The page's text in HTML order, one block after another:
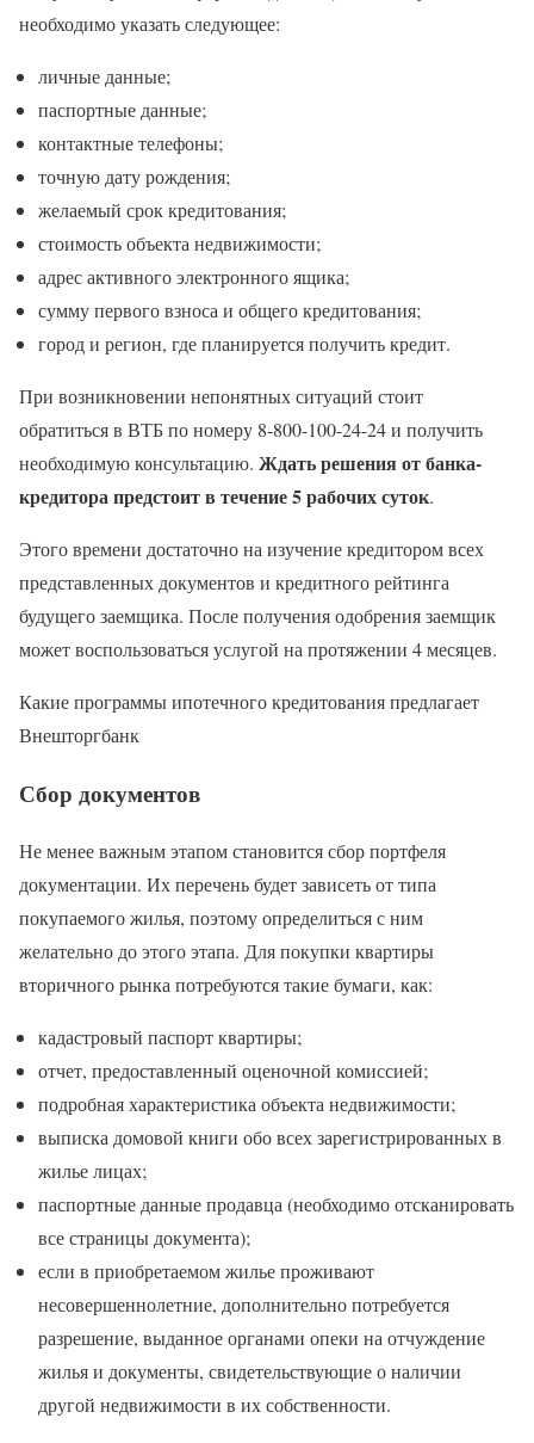
необходимо указать следующее:
личные данные;
паспортные данные;
контактные телефоны;
точную дату рождения;
желаемый срок кредитования;
стоимость объекта недвижимости;
адрес активного электронного ящика;
сумму первого взноса и общего кредитования;
город и регион, где планируется получить кредит.
При возникновении непонятных ситуаций стоит
обратиться в ВТБ по номеру 8-800-100-24-24 и получить
необходимую консультацию. Ждать решения от банка-
кредитора предстоит в течение 5 рабочих суток.
Этого времени достаточно на изучение кредитором всех
представленных документов и кредитного рейтинга
будущего заемщика. После получения одобрения заемщик
может воспользоваться услугой на протяжении 4 месяцев.
Какие программы ипотечного кредитования предлагает
Внешторгбанк
Сбор документов
Не менее важным этапом становится сбор портфеля
документации. Их перечень будет зависеть от типа
покупаемого жилья, поэтому определиться с ним
желательно до этого этапа. Для покупки квартиры
вторичного рынка потребуются такие бумаги, как:
кадастровый паспорт квартиры;
отчет, предоставленный оценочной комиссией;
подробная характеристика объекта недвижимости;
выписка домовой книги обо всех зарегистрированных в
жилье лицах;
паспортные данные продавца (необходимо отсканировать
все страницы документа);
если в приобретаемом жилье проживают
несовершеннолетние, дополнительно потребуется
разрешение, выданное органами опеки на отчуждение
жилья и документы, свидетельствующие о наличии
другой недвижимости в их собственности.